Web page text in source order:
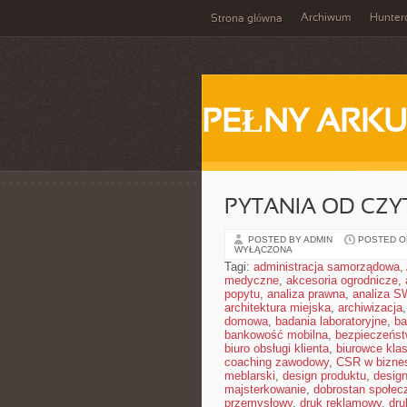
Strona główna Archiwum
PEŁNY
PYTANIA OD
POSTED BY ADMIN POSTED
WYŁĄCZONA
Tagi: administracja samorządowa,
medyczne, akcesoria ogrodnicze,
popytu, analiza prawna, analiza
architektura miejska, archiwizacja,
domowa, badania laboratoryjne,
bankowość mobilna,
biuro obsługi klienta, biurowce
coaching zawodowy, CSR w
meblarski, design produktu,
majsterkowanie, dobrostan
przemysłowy, druk reklamowy,